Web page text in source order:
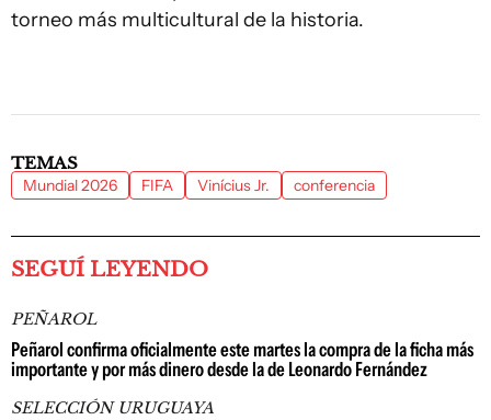
torneo más multicultural de la historia.
TEMAS
Mundial 2026 FIFA Vinícius Jr. conferencia
SEGUÍ LEYENDO
PEÑAROL
Peñarol confirma oficialmente este martes la compra de la ficha más
importante y por más dinero desde la de Leonardo Fernández
SELECCIÓN URUGUAYA